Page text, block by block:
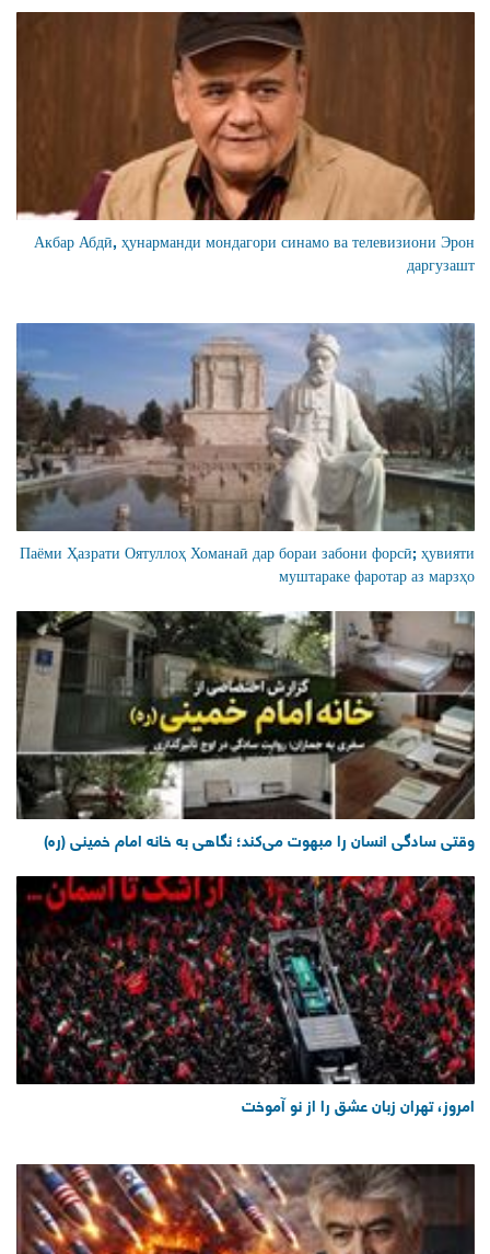
Акбар Абдӣ, ҳунарманди мондагори синамо ва телевизиони Эрон
даргузашт
امروز، تهران زبان عشق را از نو آموخت
وقتی سادگی انسان را مبهوت می‌کند؛ نگاهی به خانه امام خمینی (ره)
Паёми Ҳазрати Оятуллоҳ Хоманаӣ дар бораи забони форсӣ; ҳувияти
муштараке фаротар аз марзҳо